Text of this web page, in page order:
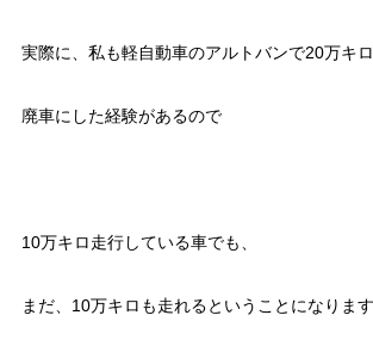
実際に、私も軽自動車のアルトバンで20万キ
廃車にした経験があるので
10万キロ走行している車でも、
まだ、10万キロも走れるということになります